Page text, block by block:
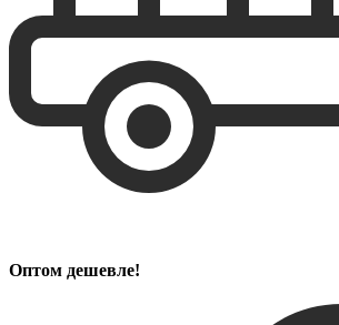
Оптом дешевле!